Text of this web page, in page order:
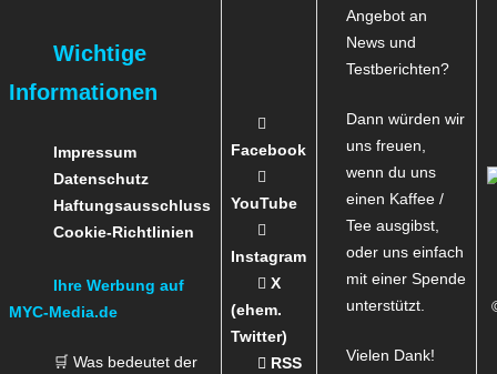
Wichtige
Informationen
Impressum
Datenschutz
Haftungsausschluss
Cookie-Richtlinien
Ihre Werbung auf
MYC-Media.de
🛒 Was bedeutet der
Facebook
YouTube
Instagram
X
(ehem.
Twitter)
RSS
Angebot an
News und
Testberichten?
Dann würden wir
uns freuen,
wenn du uns
einen Kaffee /
Tee ausgibst,
oder uns einfach
mit einer Spende
unterstützt.
Vielen Dank!